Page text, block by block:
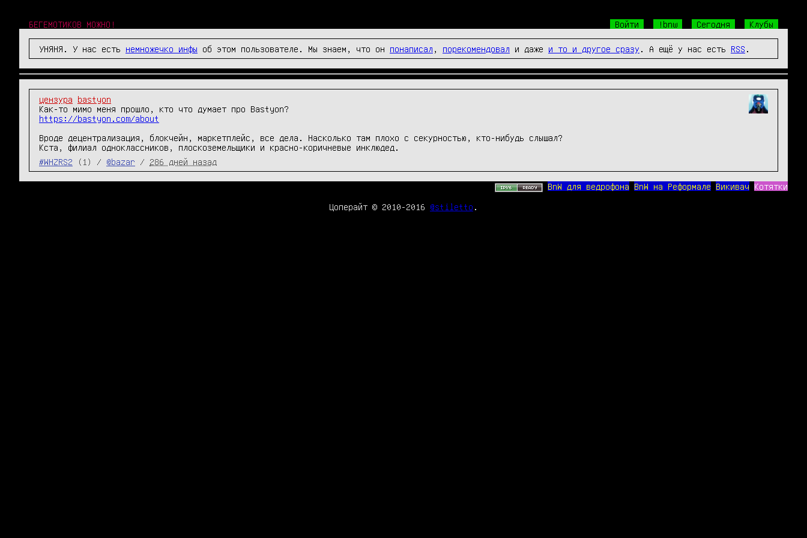
БЕГЕМОТИКОВ МОЖНО! Войти !bnw Сегодня Клубы
УНЯНЯ. У нас есть немножечко инфы об этом пользователе. Мы знаем, что он понаписал порекомендовал и даже и то и другое сразу . А ещё у нас есть RSS
цензура
bastyon
https://bastyon.com/about
Вроде децентрализация, блокчейн, маркетплейс, все дела. Насколько там плохо с секурностью, кто-нибудь слышал?
Кста, филиал одноклассников, плоскоземельщики и красно-коричневые инклюдед.
#WHZRS2
(1) / @bazar / 286 дней назад
BnW для ведрофона BnW на Реформале Викивач Котятки
Цоперайт © 2010-2016 @stiletto